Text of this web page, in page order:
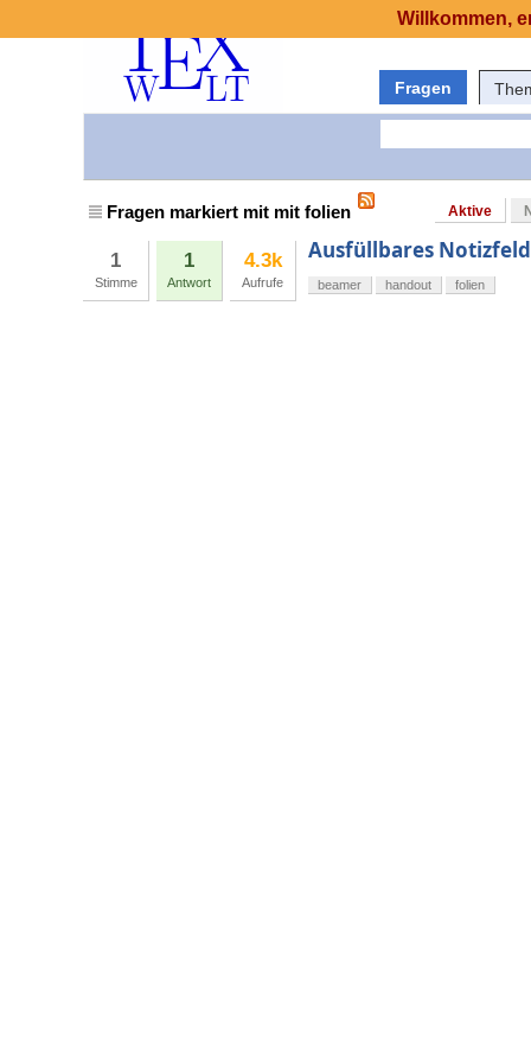
Fragen
Fragen markiert mit mit folien Aktive
1
Stimme
1
Antwort
4.3k
Aufrufe
Ausfüllbares
beamer handout folien
Willkommen,